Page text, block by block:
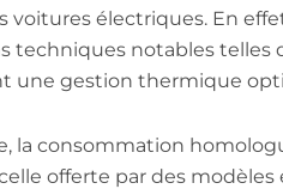
voitures électriques. En
techniques notables telles
une gestion thermique
la consommation
offerte par des